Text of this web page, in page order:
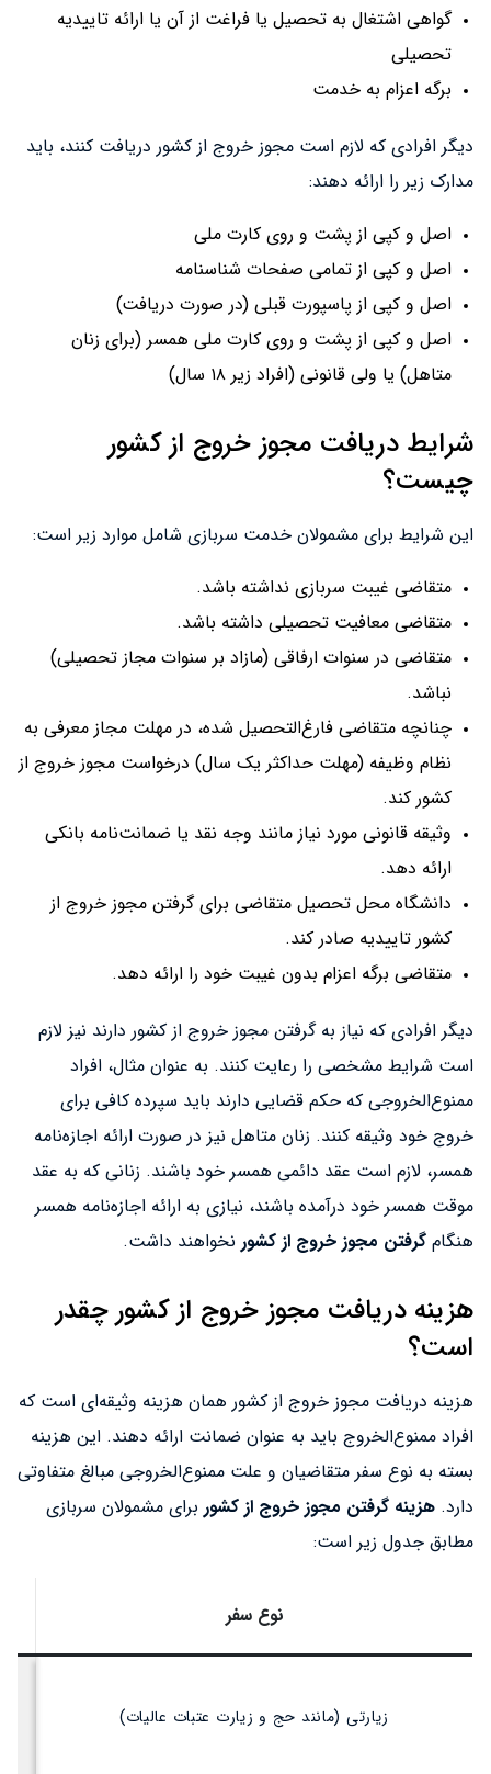
گواهی اشتغال به تحصیل یا فراغت از آن یا ارائه تاییدیه
تحصیلی
برگه اعزام به خدمت
دیگر افرادی که لازم است مجوز خروج از کشور دریافت کنند، باید
مدارک زیر را ارائه دهند:
اصل و کپی از پشت و روی کارت ملی
اصل و کپی از تمامی صفحات شناسنامه
اصل و کپی از پاسپورت قبلی (در صورت دریافت)
اصل و کپی از پشت و روی کارت ملی همسر (برای زنان
متاهل) یا ولی قانونی (افراد زیر ۱۸ سال)
شرایط دریافت مجوز خروج از کشور
چیست؟
این شرایط برای مشمولان خدمت سربازی شامل موارد زیر است:
متقاضی غیبت سربازی نداشته باشد.
متقاضی معافیت تحصیلی داشته باشد.
متقاضی در سنوات ارفاقی (مازاد بر سنوات مجاز تحصیلی)
نباشد.
چنانچه متقاضی فارغ‌التحصیل شده، در مهلت مجاز معرفی به
نظام وظیفه (مهلت حداکثر یک سال) درخواست مجوز خروج از
کشور کند.
وثیقه قانونی مورد نیاز مانند وجه نقد یا ضمانت‌نامه بانکی
ارائه دهد.
دانشگاه محل تحصیل متقاضی برای گرفتن مجوز خروج از
کشور تاییدیه صادر کند.
متقاضی برگه اعزام بدون غیبت خود را ارائه دهد.
دیگر افرادی که نیاز به گرفتن مجوز خروج از کشور دارند نیز لازم
است شرایط مشخصی را رعایت کنند. به عنوان مثال، افراد
ممنوع‌الخروجی که حکم قضایی دارند باید سپرده کافی برای
خروج خود وثیقه کنند. زنان متاهل نیز در صورت ارائه اجازه‌نامه
همسر، لازم است عقد دائمی همسر خود باشند. زنانی که به عقد
موقت همسر خود درآمده باشند، نیازی به ارائه اجازه‌نامه همسر
هنگام گرفتن مجوز خروج از کشور نخواهند داشت.
هزینه دریافت مجوز خروج از کشور چقدر
است؟
هزینه دریافت مجوز خروج از کشور همان هزینه وثیقه‌ای است که
افراد ممنوع‌الخروج باید به عنوان ضمانت ارائه دهند. این هزینه
بسته به نوع سفر متقاضیان و علت ممنوع‌الخروجی مبالغ متفاوتی
دارد. هزینه گرفتن مجوز خروج از کشور برای مشمولان سربازی
مطابق جدول زیر است:
نوع سفر
زیارتی (مانند حج و زیارت عتبات عالیات)